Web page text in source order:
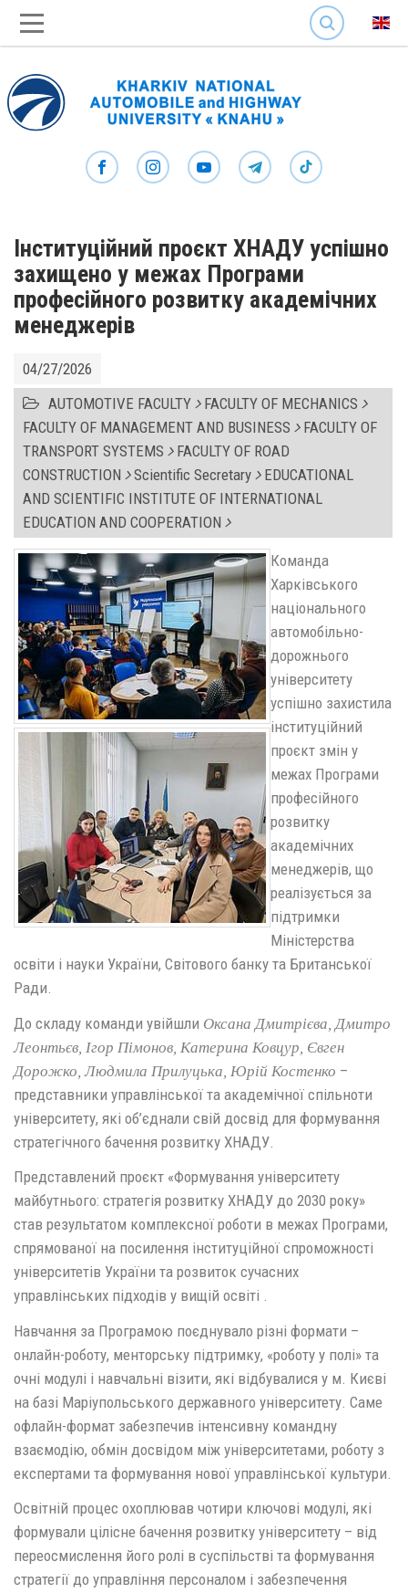
SEARCH
Інституційний проєкт ХНАДУ успішно
захищено у межах Програми
професійного розвитку академічних
менеджерів
04/27/2026
AUTOMOTIVE FACULTY FACULTY OF MECHANICS
FACULTY OF MANAGEMENT AND BUSINESS FACULTY OF
TRANSPORT SYSTEMS FACULTY OF ROAD
CONSTRUCTION Scientific Secretary EDUCATIONAL
AND SCIENTIFIC INSTITUTE OF INTERNATIONAL
EDUCATION AND COOPERATION
Команда
Харківського
національного
автомобільно-
дорожнього
університету
успішно захистила
інституційний
проєкт змін у
межах Програми
професійного
розвитку
академічних
менеджерів, що
реалізується за
підтримки
Міністерства
освіти і науки України, Світового банку та Британської
Ради.
До складу команди увійшли Оксана Дмитрієва, Дмитро
Леонтьєв, Ігор Пімонов, Катерина Ковцур, Євген
Дорожко, Людмила Прилуцька, Юрій Костенко –
представники управлінської та академічної спільноти
університету, які об’єднали свій досвід для формування
стратегічного бачення розвитку ХНАДУ.
Представлений проєкт «Формування університету
майбутнього: стратегія розвитку ХНАДУ до 2030 року»
став результатом комплексної роботи в межах Програми,
спрямованої на посилення інституційної спроможності
університетів України та розвиток сучасних
управлінських підходів у вищій освіті .
Навчання за Програмою поєднувало різні формати –
онлайн-роботу, менторську підтримку, «роботу у полі» та
очні модулі і навчальні візити, які відбувалися у м. Києві
на базі Маріупольського державного університету. Саме
офлайн-формат забезпечив інтенсивну командну
взаємодію, обмін досвідом між університетами, роботу з
експертами та формування нової управлінської культури.
Освітній процес охоплював чотири ключові модулі, які
формували цілісне бачення розвитку університету – від
переосмислення його ролі в суспільстві та формування
стратегії до управління персоналом і забезпечення